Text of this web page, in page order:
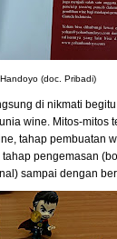
(doc. Pribadi)
di nikmati
wine. Mitos-mitos
tahap pembuatan
pengemasan
sampai dengan